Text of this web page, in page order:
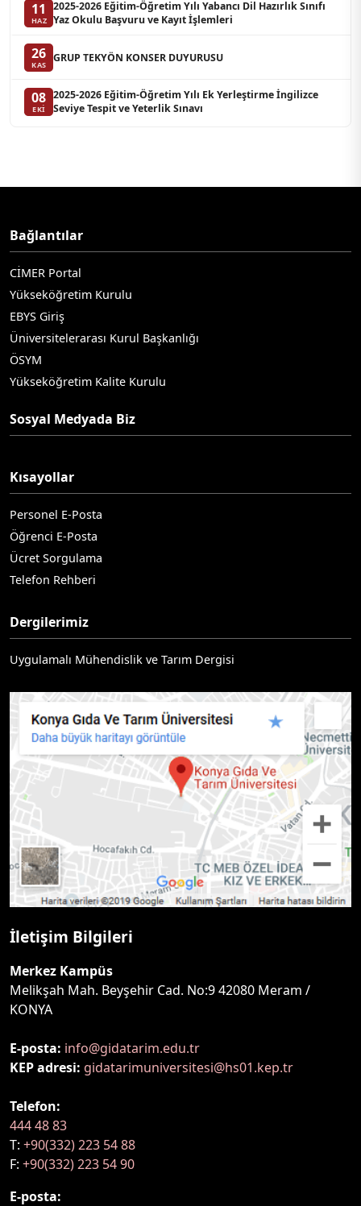
11
HAZ
2025-2026 Eğitim-Öğretim Yılı Yabancı Dil Hazırlık Sınıfı
Yaz Okulu Başvuru ve Kayıt İşlemleri
26
KAS
GRUP TEKYÖN KONSER DUYURUSU
08
EKI
2025-2026 Eğitim-Öğretim Yılı Ek Yerleştirme İngilizce
Seviye Tespit ve Yeterlik Sınavı
Bağlantılar
CİMER Portal
Yükseköğretim Kurulu
EBYS Giriş
Üniversitelerarası Kurul Başkanlığı
ÖSYM
Yükseköğretim Kalite Kurulu
Sosyal Medyada Biz
Kısayollar
Personel E-Posta
Öğrenci E-Posta
Ücret Sorgulama
Telefon Rehberi
Dergilerimiz
Uygulamalı Mühendislik ve Tarım Dergisi
İletişim Bilgileri
Merkez Kampüs
Melikşah Mah. Beyşehir Cad. No:9 42080 Meram /
KONYA
E-posta: info@gidatarim.edu.tr
KEP adresi: gidatarimuniversitesi@hs01.kep.tr
Telefon:
444 48 83
T: +90(332) 223 54 88
F: +90(332) 223 54 90
E-posta: